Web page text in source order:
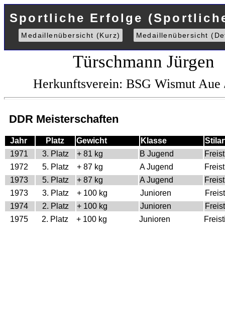
Sportliche Erfolge
Medaillenübersicht (Kurz) Medaillenübersicht
Türschmann Jürgen
Herkunftsverein: BSG Wismut Aue
DDR Meisterschaften
Jahr Platz Gewicht Klasse
1971
3. Platz + 81 kg B Jugend
1972
5. Platz + 87 kg A Jugend
1973
5. Platz + 87 kg A Jugend
1973
3. Platz + 100 kg Junioren
1974
2. Platz + 100 kg Junioren
1975
2. Platz + 100 kg Junioren